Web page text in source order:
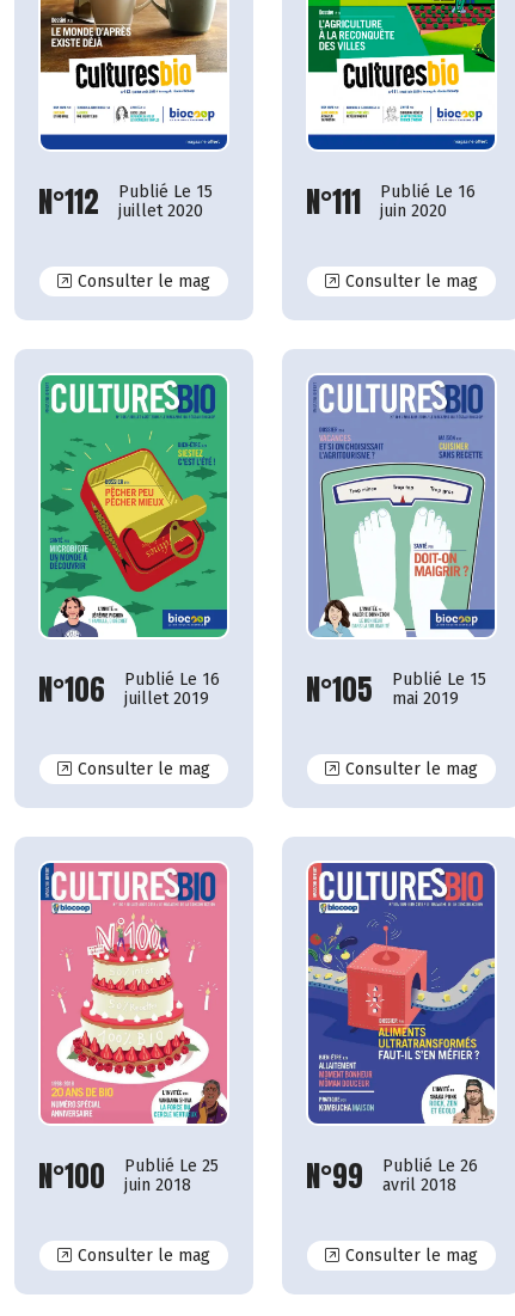
N°112
Publié Le 15
juillet 2020
Consulter le magN°112
N°111
Publié Le 16
juin 2020
Consulter le magN°111
N°106
Publié Le 16
juillet 2019
Consulter le magN°106
N°105
Publié Le 15
mai 2019
Consulter le magN°105
N°100
Publié Le 25
juin 2018
Consulter le magN°100
N°99
Publié Le 26
avril 2018
Consulter le magN°99